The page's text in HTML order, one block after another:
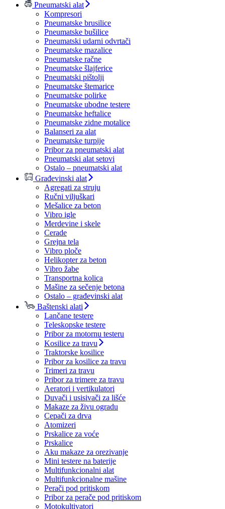
Pneumatski alat
Kompresori
Pneumatske brusilice
Pneumatske bušilice
Pneumatski udarni odvrtači
Pneumatske mazalice
Pneumatske račne
Pneumatske šlajferice
Pneumatski pištolji
Pneumatske štemarice
Pneumatske polirke
Pneumatske ubodne testere
Pneumatske heftalice
Pneumatske zidne motalice
Balanseri za alat
Pneumatske turpije
Pribor za pneumatski alat
Pneumatski alat setovi
Ostalo – pneumatski alat
Građevinski alat
Agregati za struju
Ručni viljuškari
Mešalice za beton
Vibro igle
Merdevine i skele
Cerade
Grejna tela
Vibro ploče
Helikopter za beton
Vibro žabe
Transportna kolica
Mašine za sečenje betona
Ostalo – građevinski alat
Baštenski alati
Lančane testere
Teleskopske testere
Pribor za motornu testeru
Kosilice za travu
Traktorske kosilice
Pribor za kosilice za travu
Trimeri za travu
Pribor za trimere za travu
Aeratori i vertikulatori
Duvači i usisivači za lišće
Makaze za živu ogradu
Cepači za drva
Atomizeri
Prskalice za voće
Prskalice
Aku makaze za orezivanje
Mini testere na baterije
Multifunkcionalni alat
Multifunkcionalne mašine
Perači pod pritiskom
Pribor za perače pod pritiskom
Motokultivatori